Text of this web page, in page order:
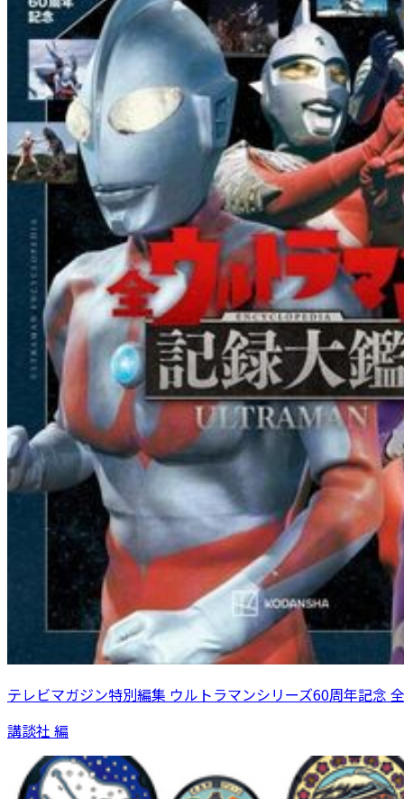
テレビマガジン特別編集 ウルトラマンシリーズ60周年記念
講談社 編